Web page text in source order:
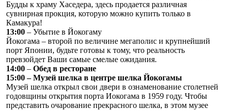
Будды к храму Хаседера, здесь продается различная
сувнирная прокция, которую можно купить только в
Камакура!
13:00 – Убытие в Йокогаму
Йокогама – второй по величине мегаполис и крупнейший
порт Японии, будьте готовы к тому, что реальность
превзойдет Ваши самые смелые ожидания.
14:00 – Обед в ресторане
15:00 – Музей шелка в центре шелка Йокогамы
Музей шелка открыл свои двери в ознаменование столетней
годовщины открытия порта Иокогама в 1959 году. Чтобы
представить очарование прекрасного шелка, в этом музее